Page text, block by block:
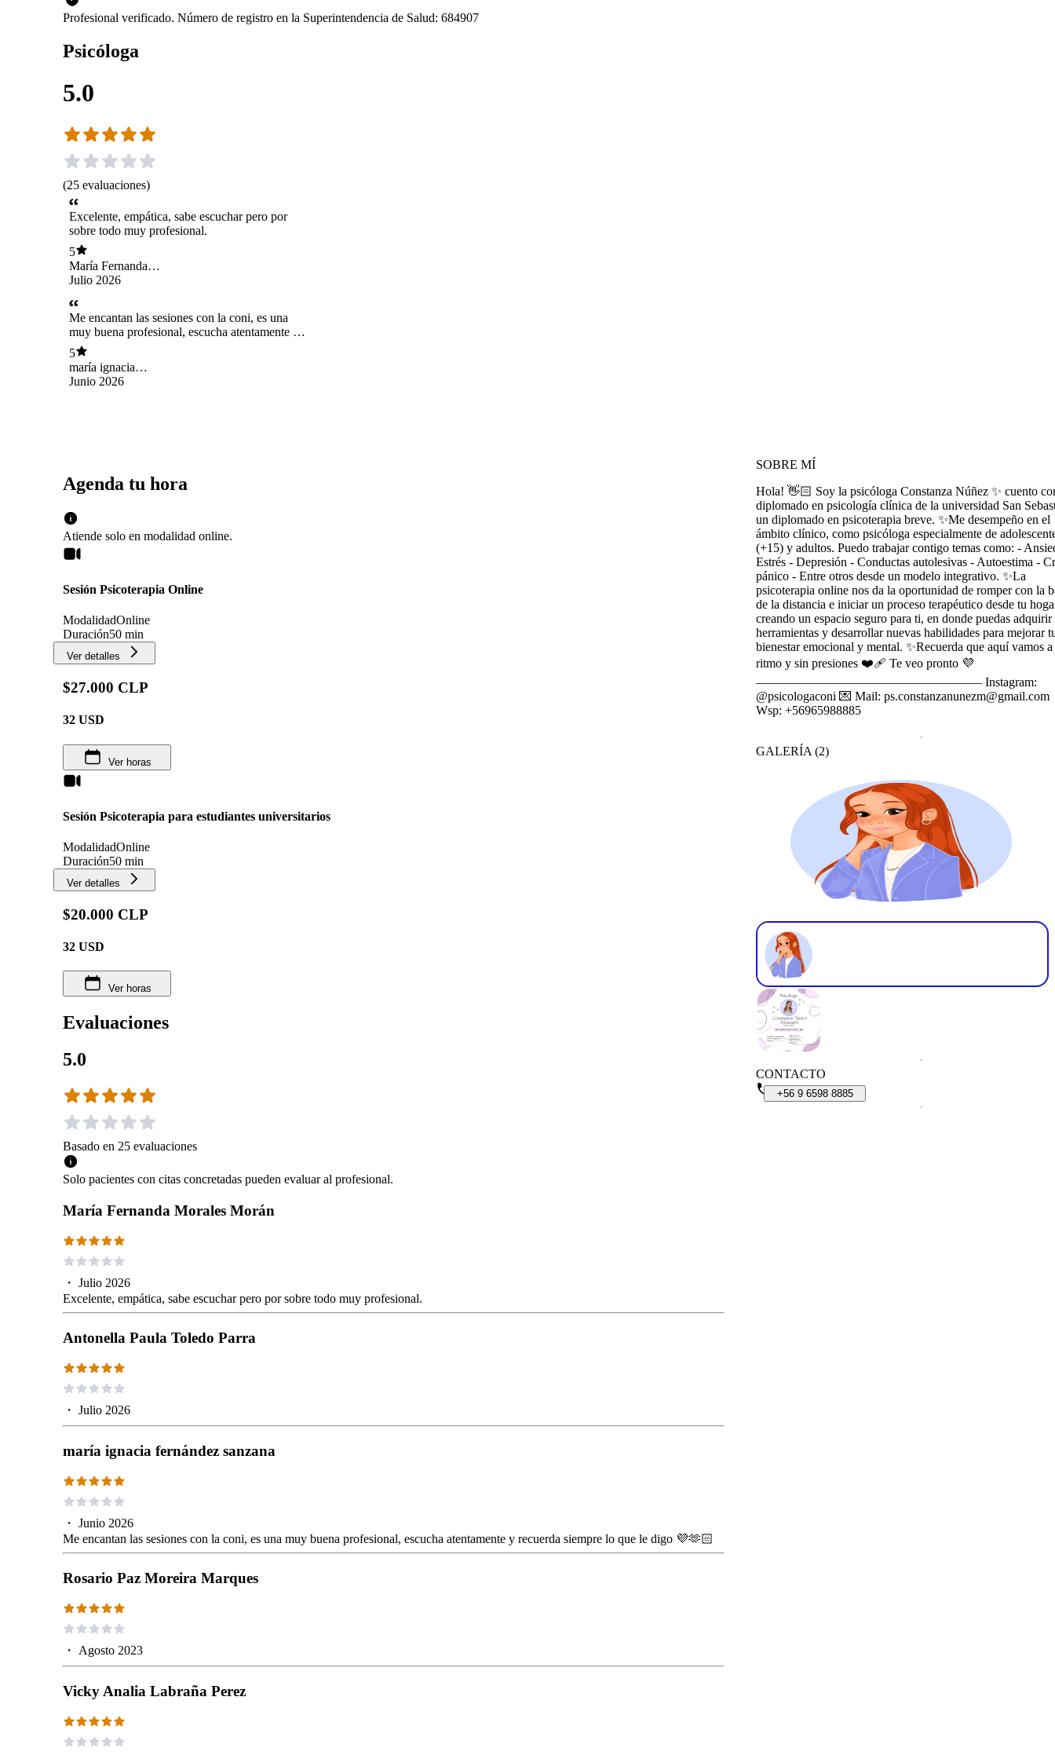
Profesional verificado. Número de registro en la Superintendencia de Salud: 684907
Psicóloga
5.0
(25 evaluaciones)
Excelente, empática, sabe escuchar pero por
sobre todo muy profesional.
5
María Fernanda
Morales Morán
Julio 2026
Me encantan las sesiones con la coni, es una
muy buena profesional, escucha atentamente y
recuerda siempre lo que le digo 💜🫶🏻
5
maría ignacia
fernández sanzana
Junio 2026
Agenda tu hora
Atiende solo en modalidad online.
Sesión Psicoterapia Online
ModalidadOnline
Duración50 min
Ver detalles
$27.000 CLP
32 USD
Ver horas
Sesión Psicoterapia para estudiantes universitarios
ModalidadOnline
Duración50 min
Ver detalles
$20.000 CLP
32 USD
Ver horas
Evaluaciones
5.0
Basado en 25 evaluaciones
Solo pacientes con citas concretadas pueden evaluar al profesional.
María Fernanda Morales Morán
・ Julio 2026
Excelente, empática, sabe escuchar pero por sobre todo muy profesional.
Antonella Paula Toledo Parra
・ Julio 2026
maría ignacia fernández sanzana
・ Junio 2026
Me encantan las sesiones con la coni, es una muy buena profesional, escucha atentamente y recuerda siempre lo que le digo 💜🫶🏻
Rosario Paz Moreira Marques
・ Agosto 2023
Vicky Analia Labraña Perez
SOBRE MÍ
Hola! 👋🏻 Soy la psicóloga Constanza Núñez ✨ cuento
diplomado en psicología clínica de la universidad San
un diplomado en psicoterapia breve. ✨Me desempeño en el
ámbito clínico, como psicóloga especialmente de
(+15) y adultos. Puedo trabajar contigo temas como: -
Estrés - Depresión - Conductas autolesivas - Autoestima -
pánico - Entre otros desde un modelo integrativo. ✨La
psicoterapia online nos da la oportunidad de romper con la
de la distancia e iniciar un proceso terapéutico desde tu
creando un espacio seguro para ti, en donde puedas adquirir
herramientas y desarrollar nuevas habilidades para mejorar
bienestar emocional y mental. ✨Recuerda que aquí vamos
ritmo y sin presiones ❤️‍🩹 Te veo pronto 💜
—————————————————— Instagram:
@psicologaconi 💌 Mail: ps.constanzanunezm@gmail.com
Wsp: +56965988885
GALERÍA (2)
CONTACTO
+56 9 6598 8885